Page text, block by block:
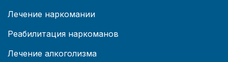
Лечение наркомании
Реабилитация наркоманов
Лечение алкоголизма